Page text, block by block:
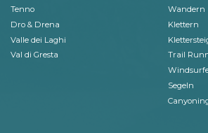
Tenno
Dro & Drena
Valle dei Laghi
Val di Gresta
Wandern
Klettern
Trail
Segeln